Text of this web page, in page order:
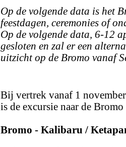
Op de volgende data is het
feestdagen, ceremonies of
Op de volgende data, 6-12
gesloten en zal er een
uitzicht op de Bromo vanaf
Bij vertrek vanaf 1
is de excursie naar de
Bromo - Kalibaru /